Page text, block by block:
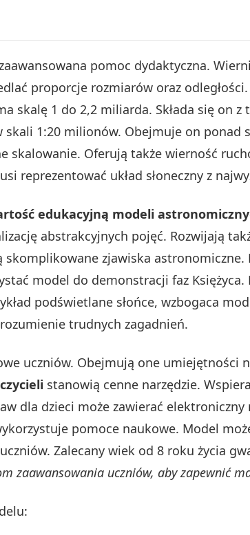
pomoc dydaktyczna.
proporcje rozmiarów oraz
skalę 1 do 2,2 miliarda. Składa się on
skali 1:20 milionów. Obejmuje on
skalowanie. Oferują także wierność
reprezentować układ słoneczny z
edukacyjną modeli
abstrakcyjnych pojęć. Rozwijają
skomplikowane zjawiska
model do demonstracji faz
podświetlane słońce, wzbogaca
trudnych zagadnień.
uczniów. Obejmują one umiejętności
stanowią cenne narzędzie.
dla dzieci może zawierać
pomoce naukowe. Model
Zalecany wiek od 8 roku życia
zaawansowania uczniów, aby zapewnić